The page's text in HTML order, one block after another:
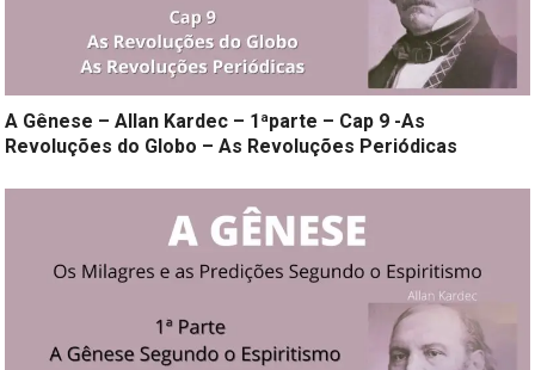
A Gênese – Allan Kardec – 1ªparte – Cap 9 -As
Revoluções do Globo – As Revoluções Periódicas